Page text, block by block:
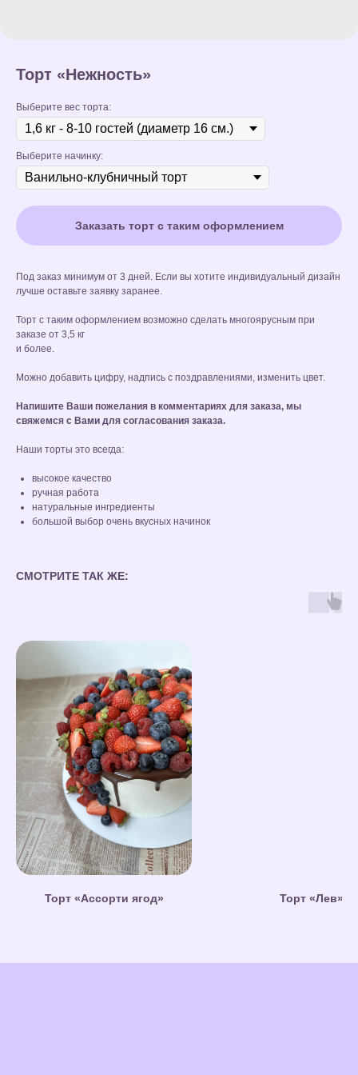
Торт «Нежность»
Выберите вес торта:
Выберите начинку:
Заказать торт с таким оформлением
Под заказ минимум от 3 дней. Если вы хотите индивидуальный дизайн
лучше оставьте заявку заранее.
Торт с таким оформлением возможно сделать многоярусным при
заказе от 3,5 кг
и более.
Можно добавить цифру, надпись с поздравлениями, изменить цвет.
Напишите Ваши пожелания в комментариях для заказа, мы
свяжемся с Вами для согласования заказа.
Наши торты это всегда:
высокое качество
ручная работа
натуральные ингредиенты
большой выбор очень вкусных начинок
СМОТРИТЕ ТАК ЖЕ:
Торт «Ассорти ягод» Торт «Лев»